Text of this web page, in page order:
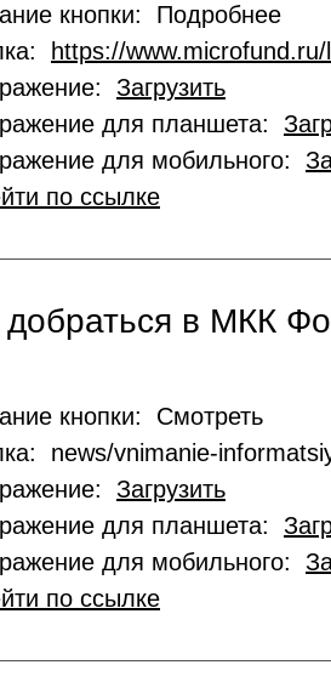
кнопки: Подробнее
https://
Загрузить
для планшета:
для мобильного:
по ссылке
добраться в МКК
кнопки: Смотреть
news/vnimanie-
Загрузить
для планшета:
для мобильного:
по ссылке